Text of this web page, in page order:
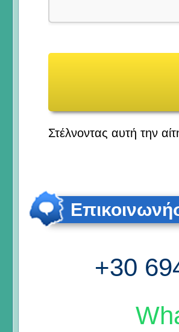
Στέλνοντας αυτή την
+30